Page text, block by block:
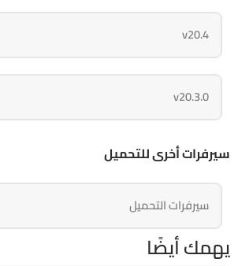
v20.4
v20.3.0
سيرفرات أخرى للتحميل
سيرفرات التحميل
يهمك أيضًا